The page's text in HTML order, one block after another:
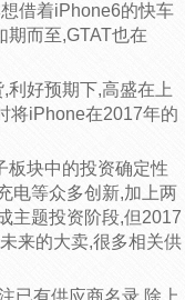
借着iPhone6的快车
期而至,GTAT也在
利好预期下,高盛在上
将iPhone在2017年的
板块中的投资确定性
电等众多创新,加上两
主题投资阶段,但2017
来的大卖,很多相关供
已有供应商名录,除上